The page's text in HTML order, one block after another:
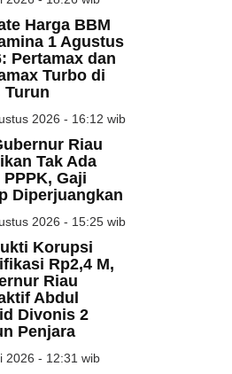
Harga BBM
1 Agustus
Pertamax dan
Turbo di
Turun
2026 - 16:12 wib
Riau
Tak Ada
PPPK, Gaji
Diperjuangkan
2026 - 15:25 wib
Korupsi
Rp2,4 M,
Riau
Abdul
Divonis 2
Penjara
2026 - 12:31 wib